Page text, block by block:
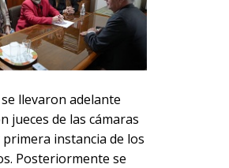
llevaron adelante
jueces de las cámaras
primera instancia de los
Posteriormente se